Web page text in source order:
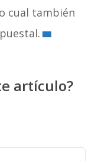
cual también
artículo?